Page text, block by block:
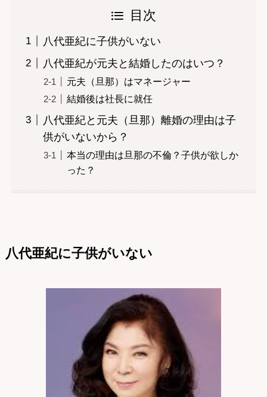
目次
八代亜紀に子供がいない
八代亜紀が元夫と結婚したのはいつ？
元夫（旦那）はマネージャー
結婚後は社長に就任
八代亜紀と元夫（旦那）離婚の理由は子
供がいないから？
本当の理由は旦那の不倫？子供が欲しか
った？
八代亜紀に子供がいない